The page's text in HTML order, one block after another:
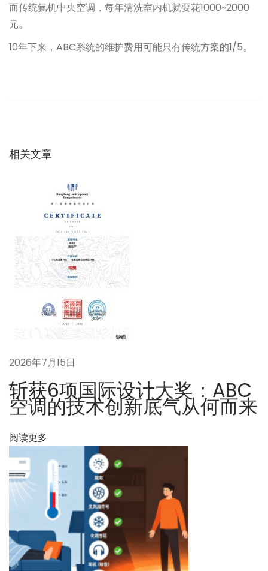
而传统氟机中央空调，每年清洗室内机就要花1000~2000
元。
10年下来，ABC系统的维护费用可能只有传统方案的1/5。
导
：
会
？
万
一
漏
么
？
业
最
担
心
的
安
问
题
相关文章
2026年7月15日
斩获6项国际设计大奖：ABC
空调的技术创新底气从何而来
阅读更多